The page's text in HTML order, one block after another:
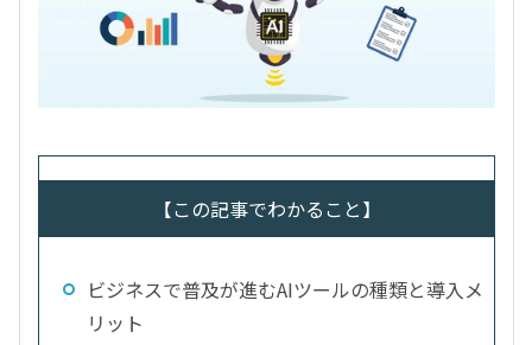
【この記事でわかること】
ビジネスで普及が進むAIツールの種類と導入メ
リット